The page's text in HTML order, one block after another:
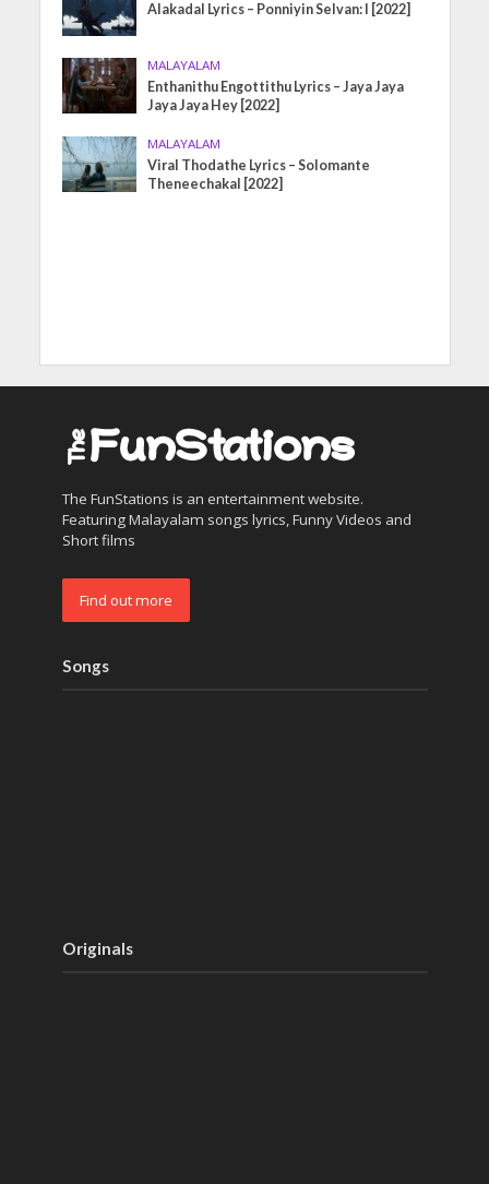
Alakadal Lyrics – Ponniyin Selvan: I [2022]
MALAYALAM
Enthanithu Engottithu Lyrics – Jaya Jaya
Jaya Jaya Hey [2022]
MALAYALAM
Viral Thodathe Lyrics – Solomante
Theneechakal [2022]
The FunStations is an entertainment website.
Featuring Malayalam songs lyrics, Funny Videos and
Short films
Find out more
Songs
Originals